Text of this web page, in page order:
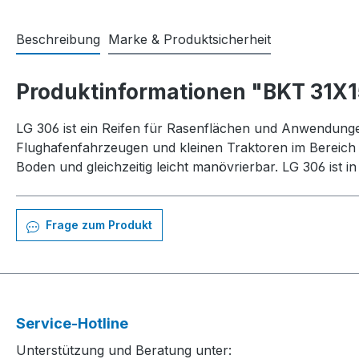
Beschreibung Marke & Produktsicherheit
Produktinformationen "BKT
LG 306 ist ein Reifen für Rasenflächen und
Flughafenfahrzeugen und kleinen Traktoren im
Boden und gleichzeitig leicht manövrierbar. LG 306 ist
Frage zum Produkt
Service-Hotline
Unterstützung und Beratung unter: